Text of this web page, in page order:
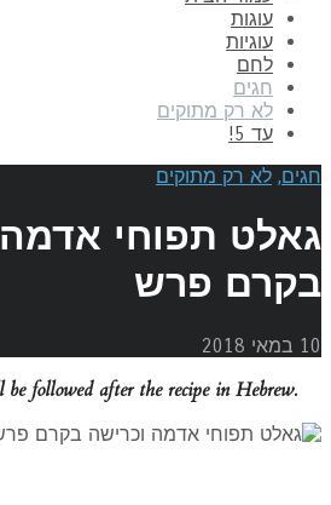
עוגות
עוגיות
לחם
חגים
לא רק מתוקים
עד 5!
,לא רק מתוקים
תפוחי אדמה
פרש